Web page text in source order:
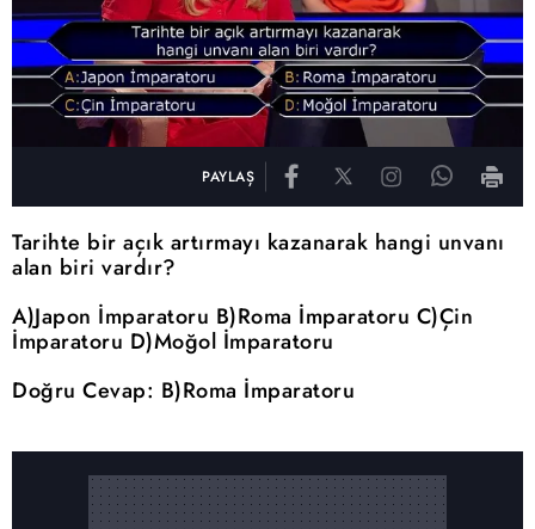
PAYLAŞ
Tarihte bir açık artırmayı kazanarak hangi unvanı
alan biri vardır?
A)Japon İmparatoru B)Roma İmparatoru C)Çin
İmparatoru D)Moğol İmparatoru
Doğru Cevap: B)Roma İmparatoru